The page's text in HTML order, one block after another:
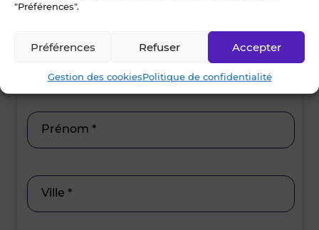
"Préférences".
Accepter
Refuser
Préférences
Gestion des cookiesPolitique de confidentialité
15h30 - 17h00
15h30 -
Prénom *
Ville *